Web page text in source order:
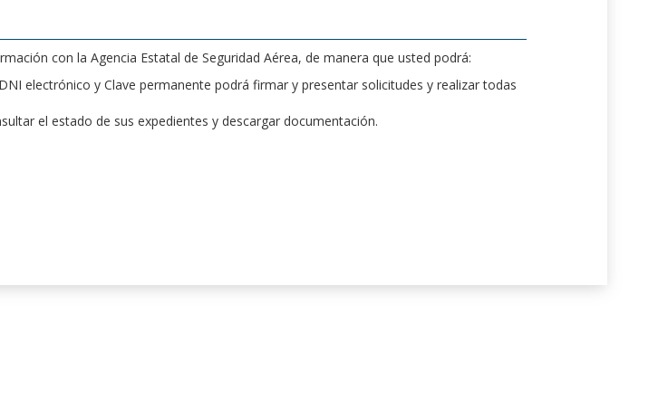
con la Agencia Estatal de Seguridad Aérea, de manera que usted podrá:
electrónico y Clave permanente podrá firmar y presentar solicitudes y realizar todas
el estado de sus expedientes y descargar documentación.